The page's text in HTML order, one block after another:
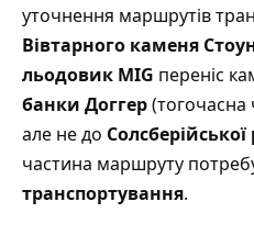
уточнення маршрутів
Вівтарного каменя
льодовик MIG переніс
банки Доггер(тогочасна
але не до
частина маршруту
транспортування.